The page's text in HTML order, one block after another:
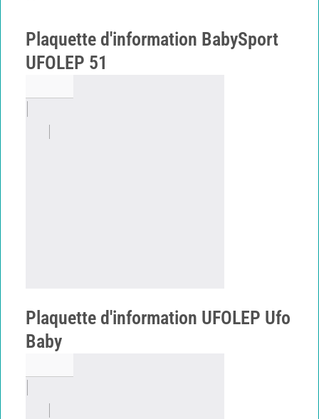
Plaquette d'information BabySport
UFOLEP 51
Plaquette d'information UFOLEP Ufo
Baby